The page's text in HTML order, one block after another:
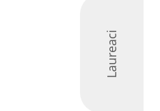
Laureaci